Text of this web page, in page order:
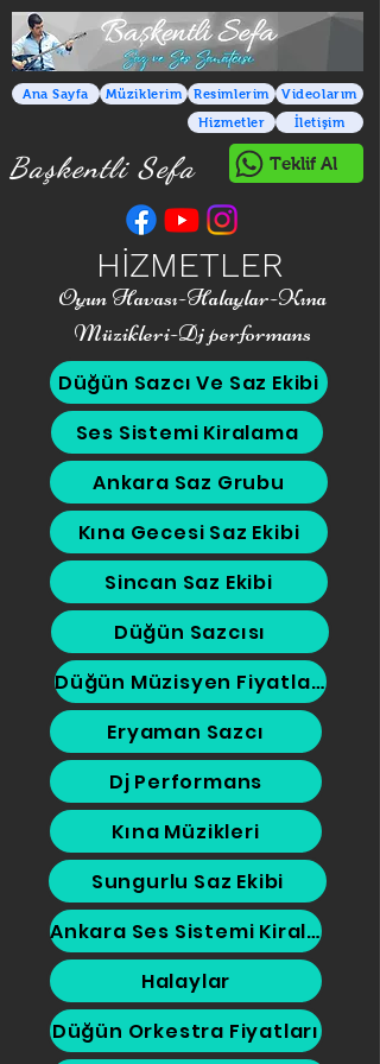
Ana Sayfa Müziklerim Resimlerim
Videolarım
Hizmetler
İletişim
Başkentli Sefa Teklif Al
Oyun Havası-Halaylar-Kına
Müzikleri-Dj performans
HİZMETLER
Düğün Sazcı Ve Saz Ekibi
Ses Sistemi Kiralama
Ankara Saz Grubu
Kına Gecesi Saz Ekibi
Sincan Saz Ekibi
Düğün Sazcısı
Düğün Müzisyen Fiyatları
Eryaman Sazcı
Dj Performans
Kına Müzikleri
Sungurlu Saz Ekibi
Ankara Ses Sistemi Kiralama
Halaylar
Düğün Orkestra Fiyatları